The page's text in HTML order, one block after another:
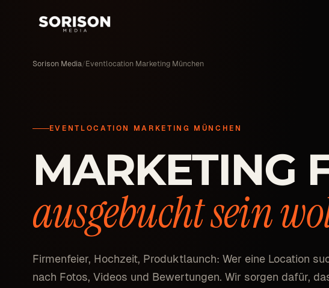
Sorison Media/Eventlocation Marketing München
EVENTLOCATION MARKETING MÜNCHEN
MARKETING
ausgebucht sein
Firmenfeier, Hochzeit, Produktlaunch: Wer eine Location
nach Fotos, Videos und Bewertungen. Wir sorgen dafür,